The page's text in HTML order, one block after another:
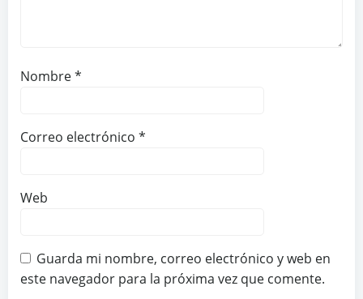
Nombre*
Correo electrónico *
Web
Guarda mi nombre, correo electrónico y web en
este navegador para la próxima vez que comente.